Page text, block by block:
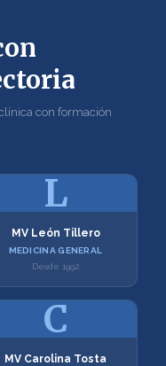
con formación
L
MV León Tillero
MEDICINA GENERAL
Desde 1992
C
MV Carolina Tosta